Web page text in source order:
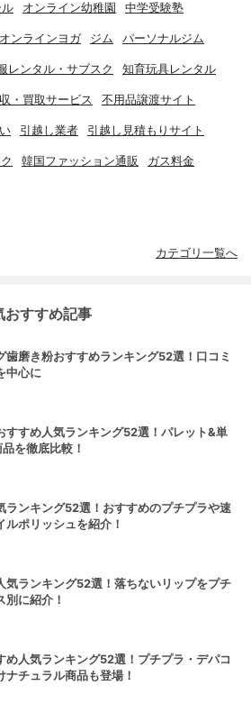
オンライン幼稚園 中学受験塾
オンラインヨガ ジム パーソナルジム
レンタル・サブスク 知育玩具レンタル
・買取サービス 不用品譲渡サイト
引越し業者 引越し見積もりサイト
韓国ファッション通販 ガス料金
カテゴリ一覧へ
おすすめ記事
歯磨き粉おすすめランキング52選！口コミ
中心に
すすめ人気ランキング52選！パレット&単
を徹底比較！
ランキング52選！おすすめのプチプラや速
ルポリッシュを紹介！
気ランキング52選！落ちないリップをプチ
別に紹介！
め人気ランキング52選！プチプラ・デパコ
ナチュラル商品も登場！